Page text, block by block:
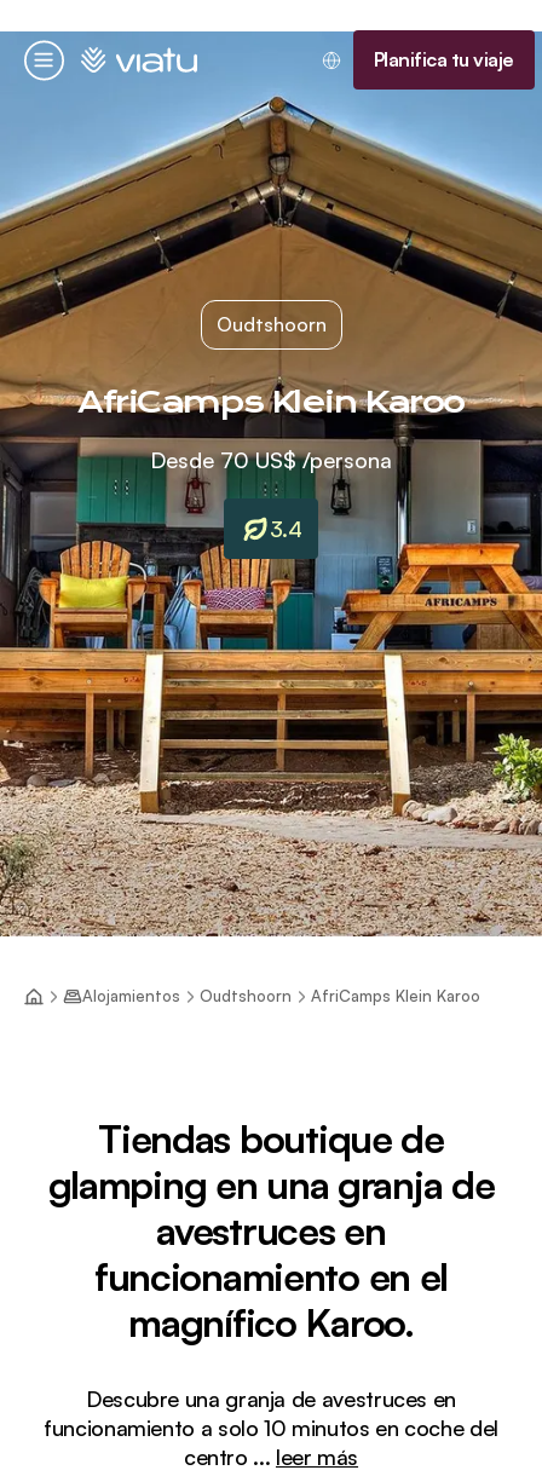
Menú
Página de inicio Planifica tu viaje
Oudtshoorn
AfriCamps Klein Karoo
Desde70 US$/persona
3.4
Alojamientos Oudtshoorn AfriCamps Klein Karoo
Tiendas boutique de
glamping en una granja de
avestruces en
funcionamiento en el
magnífico Karoo.
Descubre una granja de avestruces en
funcionamiento a solo 10 minutos en coche del
centro ... leer más